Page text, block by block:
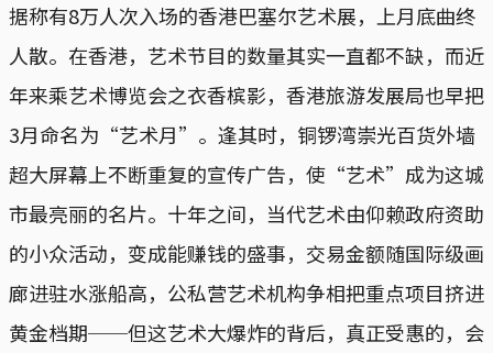
据称有8万人次入场的香港巴塞尔艺术展，上月底曲终
人散。在香港，艺术节目的数量其实一直都不缺，而近
年来乘艺术博览会之衣香槟影，香港旅游发展局也早把
3月命名为“艺术月”。逢其时，铜锣湾崇光百货外墙
超大屏幕上不断重复的宣传广告，使“艺术”成为这城
市最亮丽的名片。十年之间，当代艺术由仰赖政府资助
的小众活动，变成能赚钱的盛事，交易金额随国际级画
廊进驻水涨船高，公私营艺术机构争相把重点项目挤进
黄金档期──但这艺术大爆炸的背后，真正受惠的，会